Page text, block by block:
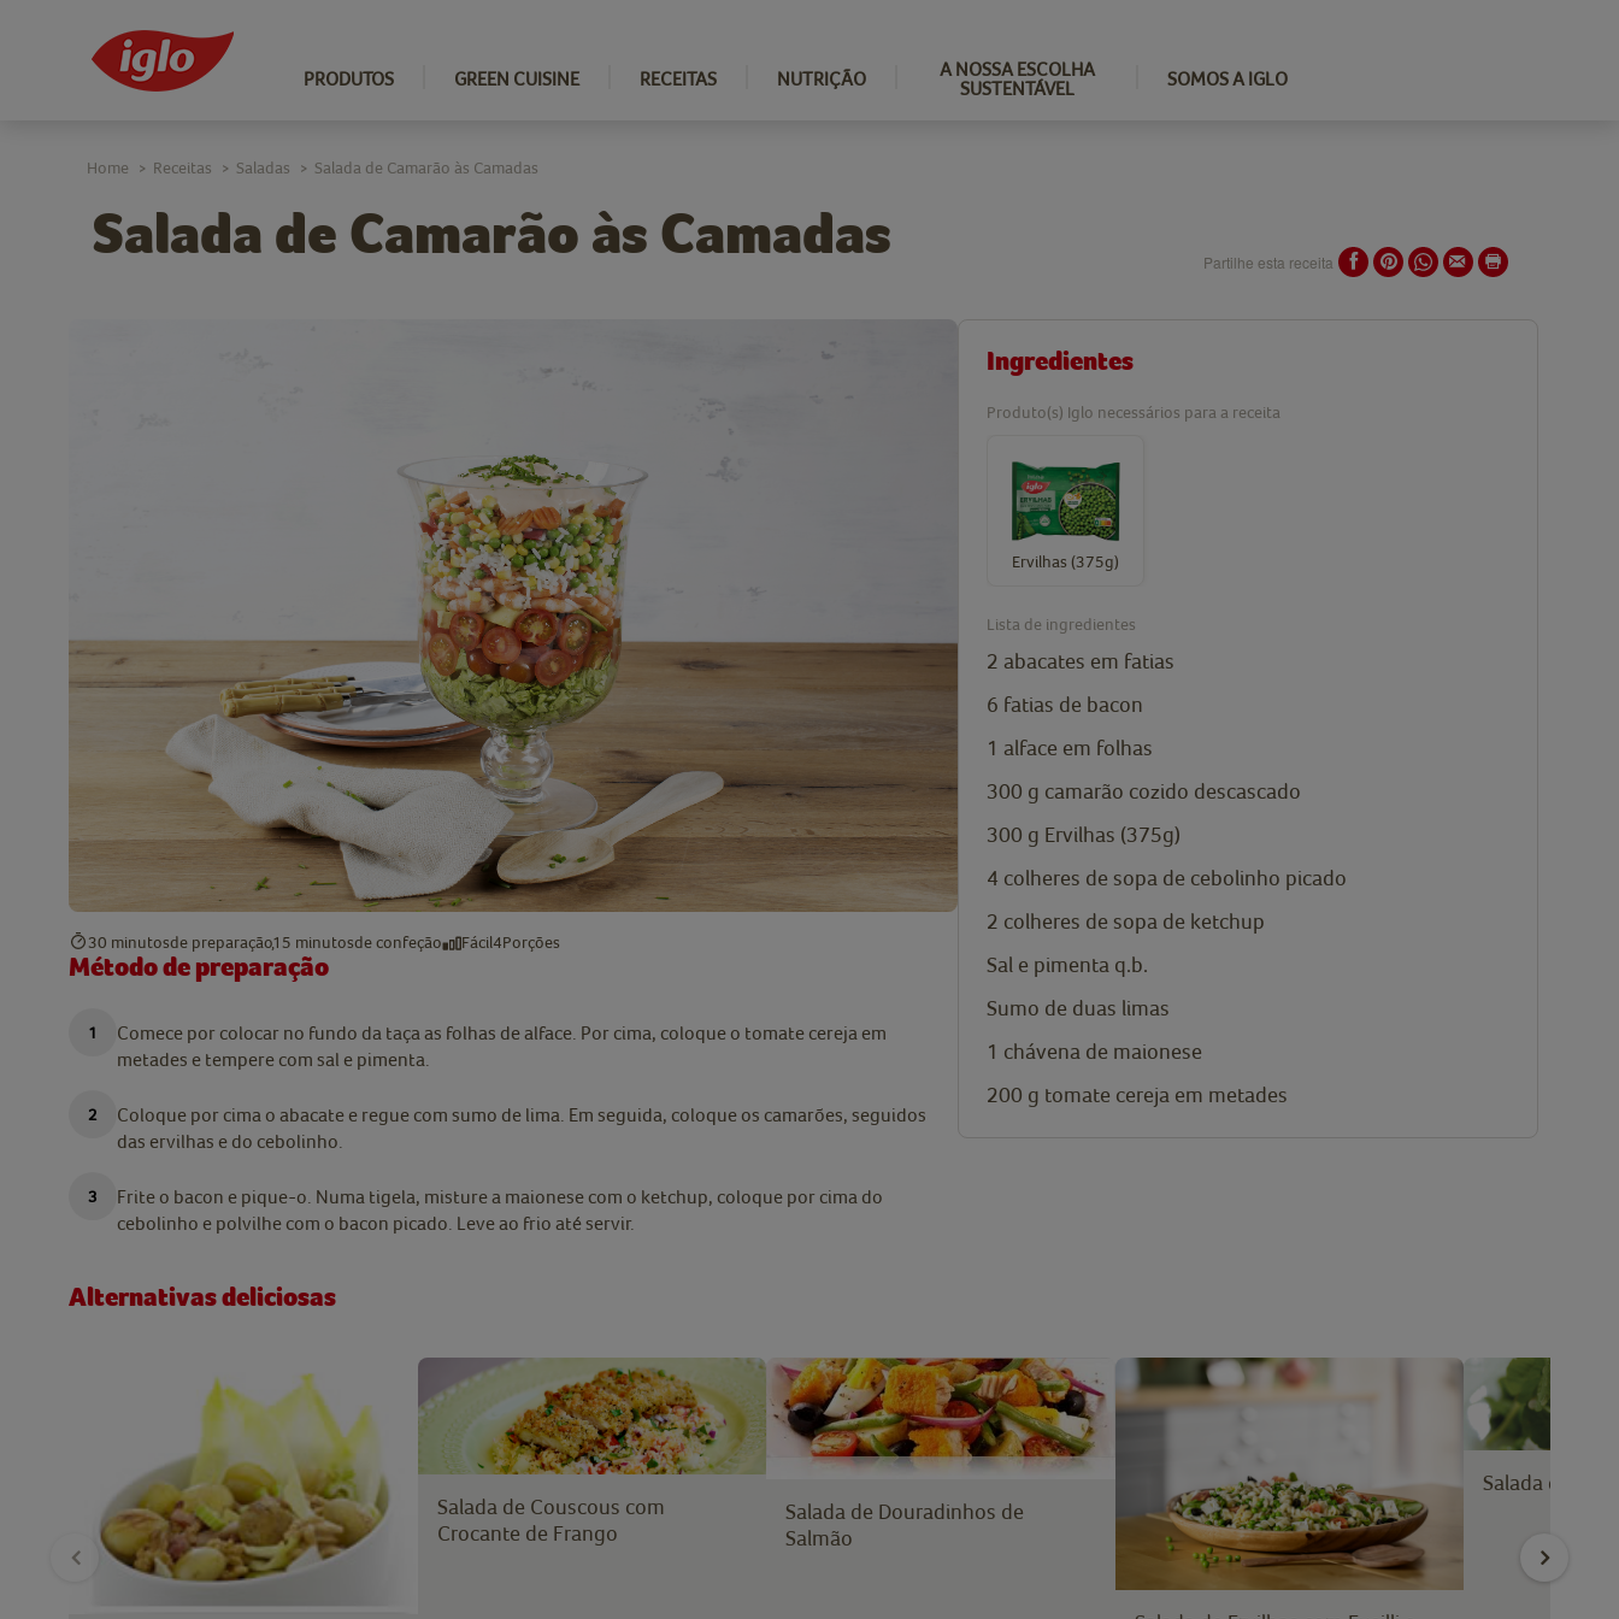
PRODUTOS GREEN CUISINE RECEITAS NUTRIÇÃO
A NOSSA ESCOLHA
SUSTENTÁVEL
SOMOS A IGLO
Salada de Camarão às Camadas Partilhe esta receita
Home > Receitas > Saladas > Salada de Camarão às Camadas
30 minutosde preparação15 minutosde confeção Fácil4Porções
Método de preparação
Comece por colocar no fundo da taça as folhas de alface. Por cima, coloque o tomate cereja em
metades e tempere com sal e pimenta.
Coloque por cima o abacate e regue com sumo de lima. Em seguida, coloque os camarões, seguidos
das ervilhas e do cebolinho.
Frite o bacon e pique-o. Numa tigela, misture a maionese com o ketchup, coloque por cima do
cebolinho e polvilhe com o bacon picado. Leve ao frio até servir.
Ingredientes
Produto(s) Iglo necessários para a receita
Ervilhas (375g)
Lista de ingredientes
2 abacates em fatias
6 fatias de bacon
1 alface em folhas
300 g camarão cozido descascado
300 g Ervilhas (375g)
4 colheres de sopa de cebolinho picado
2 colheres de sopa de ketchup
Sal e pimenta q.b.
Sumo de duas limas
1 chávena de maionese
200 g tomate cereja em metades
Alternativas deliciosas
Salada de Couscous com
Crocante de Frango
Salada de Douradinhos de
Salmão
Salada de